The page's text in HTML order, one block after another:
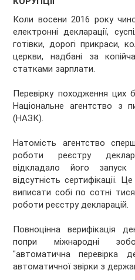
Коли восени 2016 року
електронні декларації,
готівки, дорогі прикраси,
церкви, надбані за
статками зарплати.
Перевірку походження цих
Національне агентство з
(НАЗК).
Натомість агентство
роботи реєстру
відкладало його
відсутність сертифікації.
виписати собі по сотні
роботи реєстру декларацій.
Повноцінна верифікація
попри міжнародні
"автоматична перевірка
автоматичної звірки з